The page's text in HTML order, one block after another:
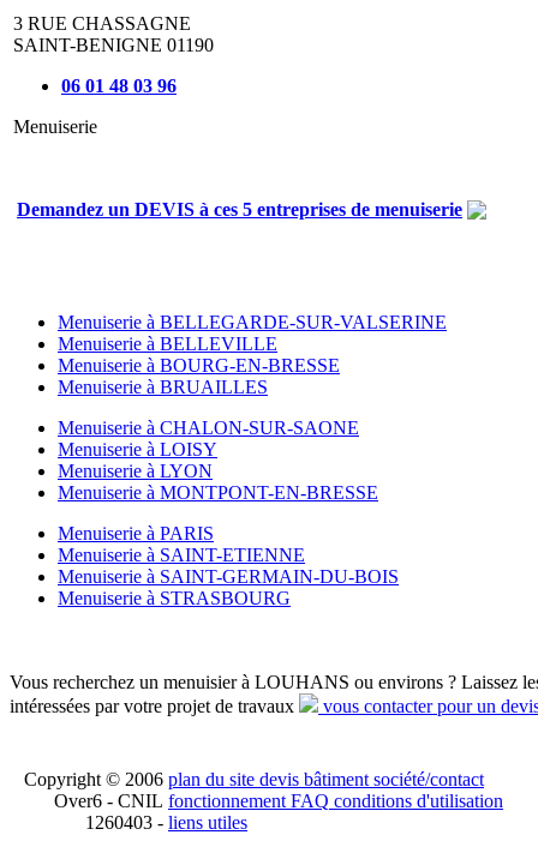
3 RUE CHASSAGNE
SAINT-BENIGNE 01190
06 01 48 03 96
Menuiserie
Demandez un DEVIS à ces 5 entreprises de menuiserie
Menuiserie à BELLEGARDE-SUR-VALSERINE
Menuiserie à BELLEVILLE
Menuiserie à BOURG-EN-BRESSE
Menuiserie à BRUAILLES
Menuiserie à CHALON-SUR-SAONE
Menuiserie à LOISY
Menuiserie à LYON
Menuiserie à MONTPONT-EN-BRESSE
Menuiserie à PARIS
Menuiserie à SAINT-ETIENNE
Menuiserie à SAINT-GERMAIN-DU-BOIS
Menuiserie à STRASBOURG
Vous recherchez un menuisier à LOUHANS ou environs ? Laissez
intéressées par votre projet de travaux
vous contacter pour un
Copyright © 2006
Over6 - CNIL
1260403 -
plan du site devis bâtiment société/contact
fonctionnement FAQ conditions d'utilisation
liens utiles